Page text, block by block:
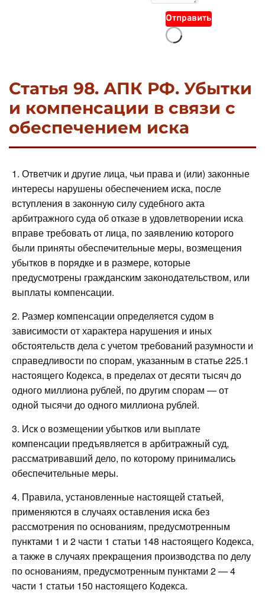
Отправить
Статья 98. АПК РФ. Убытки
и компенсации в связи с
обеспечением иска
1. Ответчик и другие лица, чьи права и (или) законные
интересы нарушены обеспечением иска, после
вступления в законную силу судебного акта
арбитражного суда об отказе в удовлетворении иска
вправе требовать от лица, по заявлению которого
были приняты обеспечительные меры, возмещения
убытков в порядке и в размере, которые
предусмотрены гражданским законодательством, или
выплаты компенсации.
2. Размер компенсации определяется судом в
зависимости от характера нарушения и иных
обстоятельств дела с учетом требований разумности и
справедливости по спорам, указанным в статье 225.1
настоящего Кодекса, в пределах от десяти тысяч до
одного миллиона рублей, по другим спорам — от
одной тысячи до одного миллиона рублей.
3. Иск о возмещении убытков или выплате
компенсации предъявляется в арбитражный суд,
рассматривавший дело, по которому принимались
обеспечительные меры.
4. Правила, установленные настоящей статьей,
применяются в случаях оставления иска без
рассмотрения по основаниям, предусмотренным
пунктами 1 и 2 части 1 статьи 148 настоящего Кодекса,
а также в случаях прекращения производства по делу
по основаниям, предусмотренным пунктами 2 — 4
части 1 статьи 150 настоящего Кодекса.